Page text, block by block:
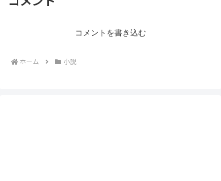
コメントを書き込む
ホーム 小説